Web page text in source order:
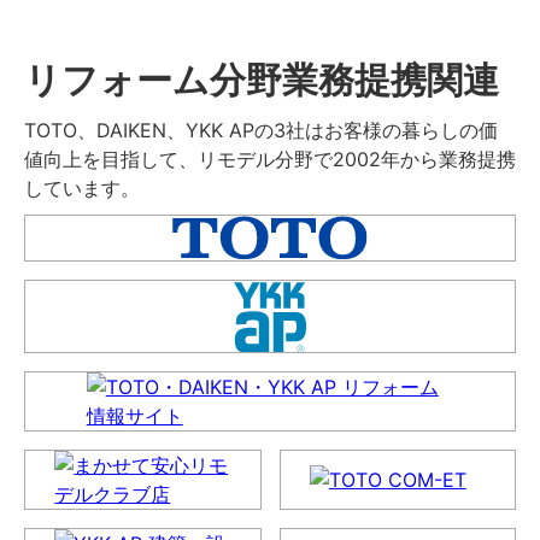
リフォーム分野業務提携関連
TOTO、DAIKEN、YKK APの3社はお客様の暮らしの価
値向上を目指して、リモデル分野で2002年から業務提携
しています。